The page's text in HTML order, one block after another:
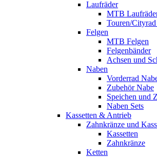
Laufräder
MTB
Touren/
Felgen
MTB Felgen
Felgenbänder
Achsen und
Naben
Vorderrad
Zubehör Nabe
Speichen und
Naben Sets
Kassetten & Antrieb
Zahnkränze und
Kassetten
Zahnkränze
Ketten